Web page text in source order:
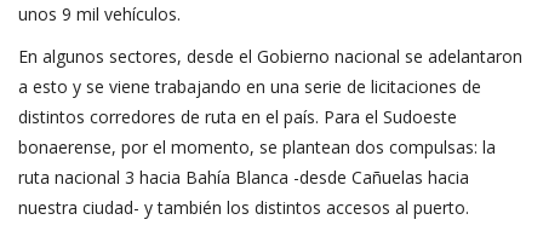
unos 9 mil vehículos.
En algunos sectores, desde el Gobierno nacional se adelantaron
a esto y se viene trabajando en una serie de licitaciones de
distintos corredores de ruta en el país. Para el Sudoeste
bonaerense, por el momento, se plantean dos compulsas: la
ruta nacional 3 hacia Bahía Blanca -desde Cañuelas hacia
nuestra ciudad- y también los distintos accesos al puerto.